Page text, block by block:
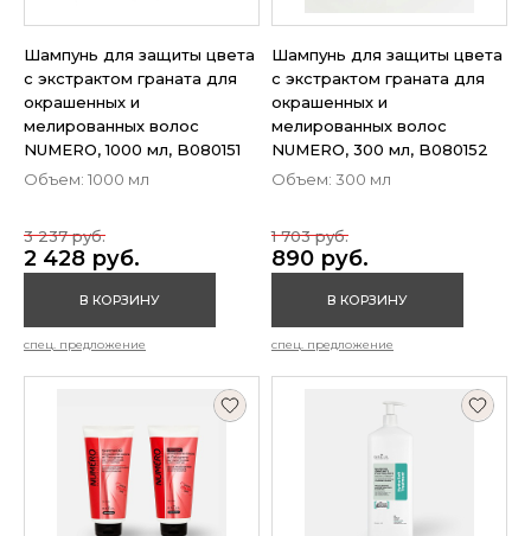
Шампунь для защиты цвета
с экстрактом граната для
окрашенных и
мелированных волос
NUMERO, 1000 мл, B080151
Объем: 1000 мл
2 428 руб.
3 237 руб.
В КОРЗИНУ
спец. предложение
Шампунь для защиты цвета
с экстрактом граната для
окрашенных и
мелированных волос
NUMERO, 300 мл, B080152
Объем: 300 мл
890 руб.
1 703 руб.
В КОРЗИНУ
спец. предложение